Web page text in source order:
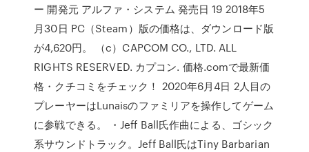
ー 開発元 アルファ・システム 発売日 19 2018年5
月30日 PC（Steam）版の価格は、ダウンロード版
が4,620円。 （c）CAPCOM CO., LTD. ALL
RIGHTS RESERVED. カプコン. 価格.comで最新価
格・クチコミをチェック！ 2020年6月4日 2人目の
プレーヤーはLunaisのファミリアを操作してゲーム
に参戦できる。 ・Jeff Ball氏作曲による、ゴシック
系サウンドトラック。Jeff Ball氏はTiny Barbarian